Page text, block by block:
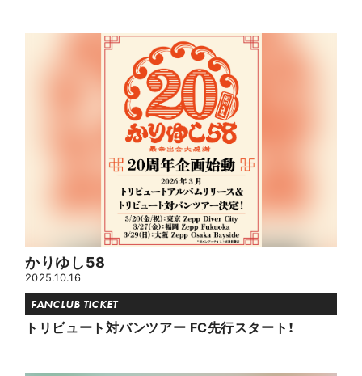
かりゆし58
2025.10.16
FANCLUB TICKET
トリビュート対バンツアー FC先行スタート！